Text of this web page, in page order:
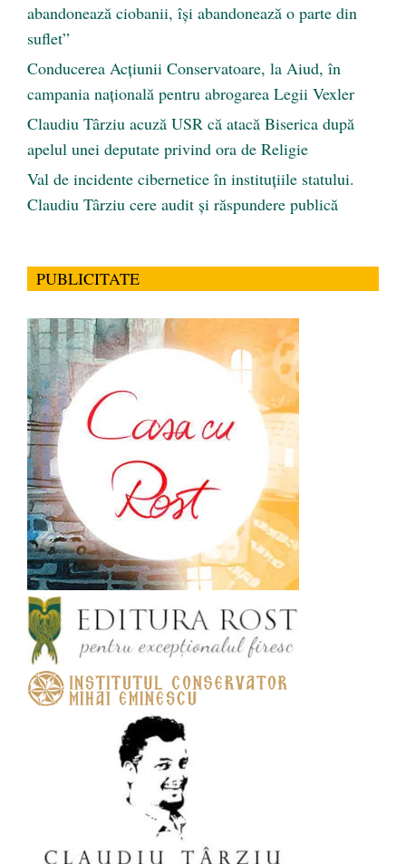
abandonează ciobanii, își abandonează o parte din
suflet”
Conducerea Acțiunii Conservatoare, la Aiud, în
campania națională pentru abrogarea Legii Vexler
Claudiu Târziu acuză USR că atacă Biserica după
apelul unei deputate privind ora de Religie
Val de incidente cibernetice în instituțiile statului.
Claudiu Târziu cere audit și răspundere publică
PUBLICITATE